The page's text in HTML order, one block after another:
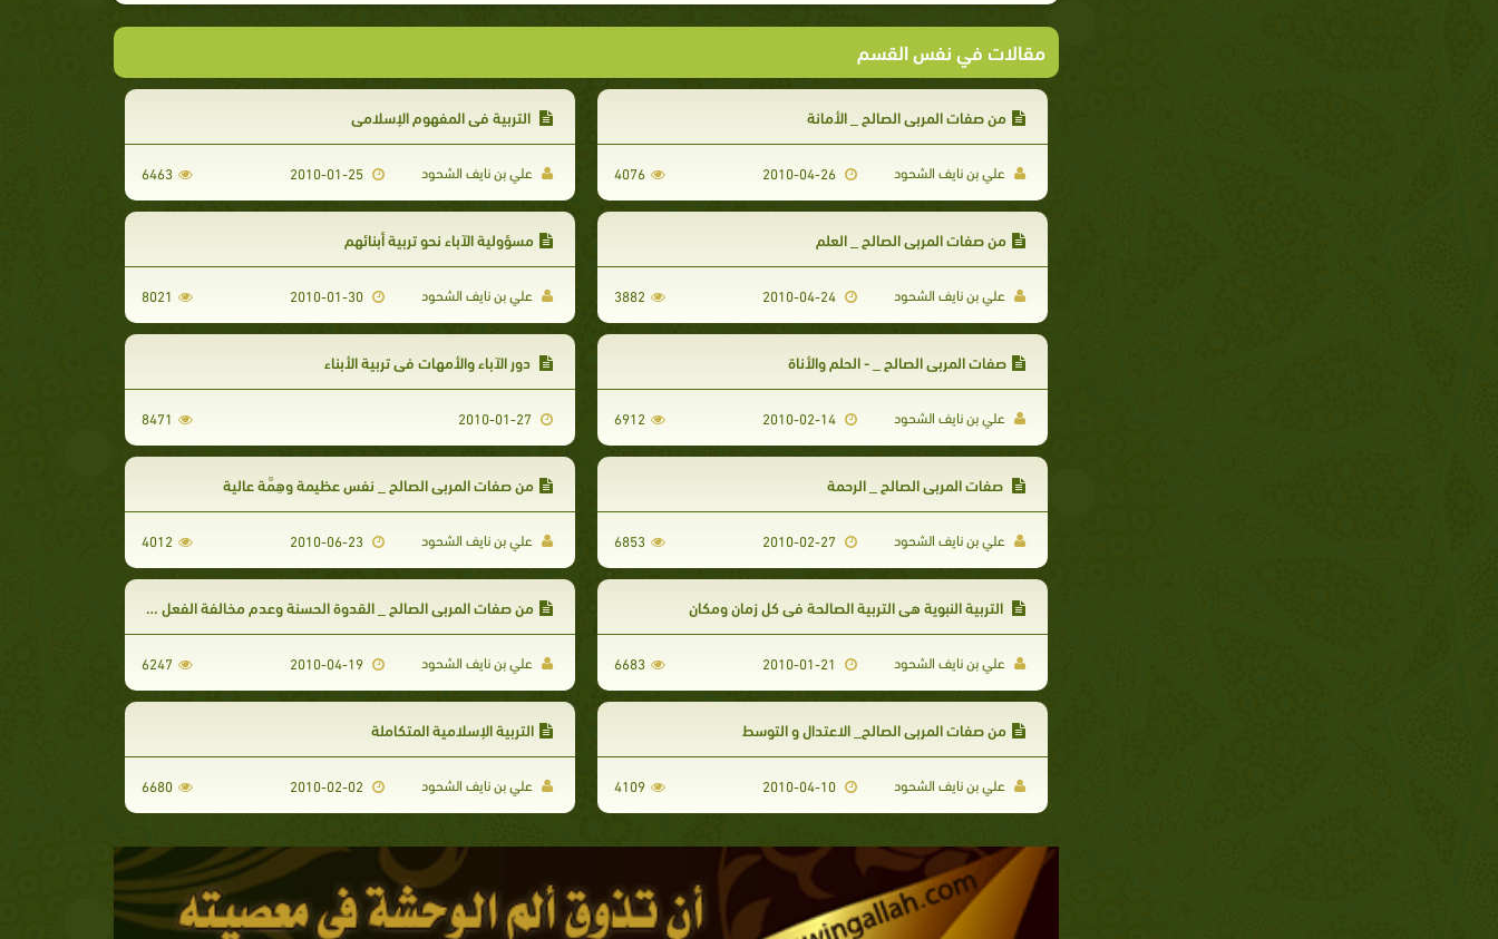
مقالات في نفس القسم
من صفات المربي الصالح _ الأمانة
علي بن نايف الشحود 4076
التربية في المفهوم الإسلامي
علي بن نايف الشحود 6463
من صفات المربي الصالح _ العلم
علي بن نايف الشحود 3882
مسؤولية الآباء نحو تربية أبنائهم
علي بن نايف الشحود 8021
صفات المربي الصالح _ - الحلم والأناة
علي بن نايف الشحود 6912
دور الآباء والأمهات في تربية الأبناء
8471
صفات المربي الصالح _ الرحمة
علي بن نايف الشحود 6853
من صفات المربي الصالح _ نفس عظيمة وهِمَّة عالية
علي بن نايف الشحود 4012
التربية النبوية هي التربية الصالحة في كل زمان ومكان
علي بن نايف الشحود 6683
من صفات المربي الصالح _ القدوة الحسنة وعدم مخالفة الفعل للقول
علي بن نايف الشحود 6247
من صفات المربي الصالح_ الاعتدال و التوسط
علي بن نايف الشحود 4109
التربية الإسلامية المتكاملة
علي بن نايف الشحود 6680